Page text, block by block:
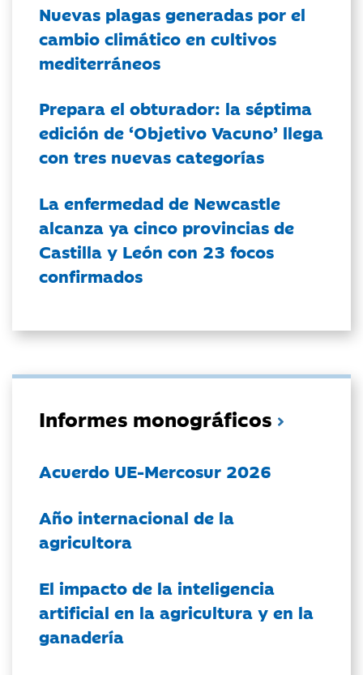
Nuevas plagas generadas por el
cambio climático en cultivos
mediterráneos
Prepara el obturador: la séptima
edición de ‘Objetivo Vacuno’ llega
con tres nuevas categorías
La enfermedad de Newcastle
alcanza ya cinco provincias de
Castilla y León con 23 focos
confirmados
Informes monográficos
Acuerdo UE-Mercosur 2026
Año internacional de la
agricultora
El impacto de la inteligencia
artificial en la agricultura y en la
ganadería